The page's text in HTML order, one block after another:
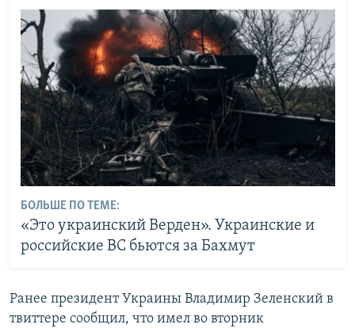
БОЛЬШЕ ПО ТЕМЕ:
«Это украинский Верден». Украинские и
российские ВС бьются за Бахмут
Ранее президент Украины Владимир Зеленский в
твиттере сообщил, что имел во вторник